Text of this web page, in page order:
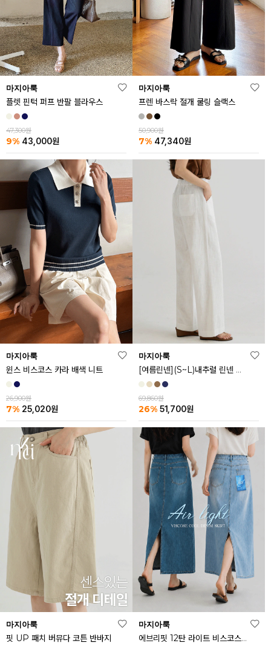
마지아룩
플렛 핀턱 퍼프 반팔 블라우스
47,300원
9% 43,000원
마지아룩
프렌 바스락 절개 쿨링 슬랙스
50,900원
7% 47,340원
마지아룩
윈스 비스코스 카라 배색 니트
26,900원
7% 25,020원
마지아룩
[여름린넨](S~L)내추럴 린넨 와이드 밴딩 팬츠
69,860원
26% 51,700원
마지아룩
핏 UP 패치 버뮤다 코튼 반바지
마지아룩
에브리핏 12탄 라이트 비스코스 쿨 데님 스커트